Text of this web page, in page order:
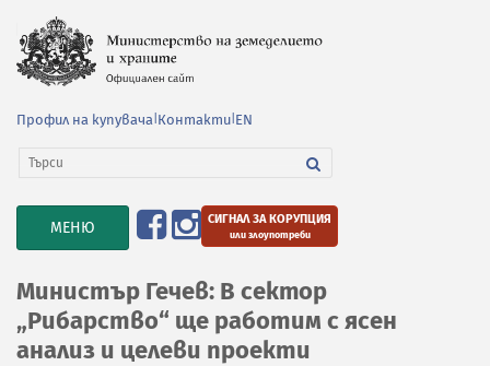
Профил на купувача Контакти EN
TOGGLE
NAVIGATION
МЕНЮ СИГНАЛ ЗА КОРУПЦИЯ
или злоупотреби
Министър Гечев: В сектор
„Рибарство“ ще работим с ясен
анализ и целеви проекти